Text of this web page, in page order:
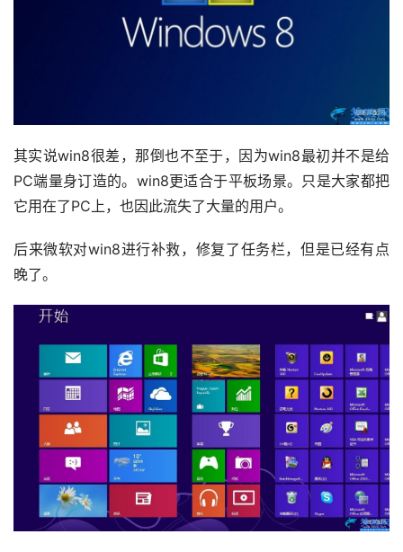
其实说win8很差，那倒也不至于，因为win8最初并不是给
PC端量身订造的。win8更适合于平板场景。只是大家都把
它用在了PC上，也因此流失了大量的用户。
后来微软对win8进行补救，修复了任务栏，但是已经有点
晚了。